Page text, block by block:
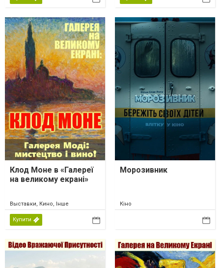
Клод Моне в «Галереї
на великому екрані»
Выставки, Кино, Інше
Купити
Морозивник
Кіно